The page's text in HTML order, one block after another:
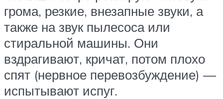
грома, резкие, внезапные звуки, а
также на звук пылесоса или
стиральной машины. Они
вздрагивают, кричат, потом плохо
спят (нервное перевозбуждение) —
испытывают испуг.